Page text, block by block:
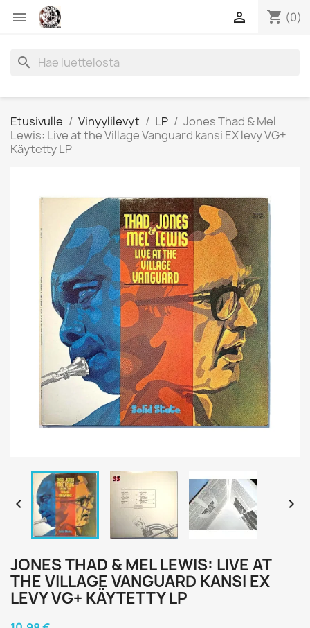
 shopping_cart (0)

search
Etusivulle Vinyylilevyt LP
Jones Thad & Mel
Lewis: Live at the Village Vanguard kansi EX levy VG+
Käytetty LP
 
JONES THAD & MEL LEWIS: LIVE AT
THE VILLAGE VANGUARD KANSI EX
LEVY VG+ KÄYTETTY LP